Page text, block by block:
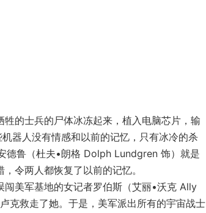
的士兵的尸体冰冻起来，植入电脑芯片，输
器人没有情感和以前的记忆，只有冰冷的杀
德鲁（杜夫•朗格 Dolph Lundgren 饰）就是
令两人都恢复了以前的记忆。
美军基地的女记者罗伯斯（艾丽•沃克 Ally
克救走了她。于是，美军派出所有的宇宙战士